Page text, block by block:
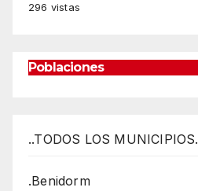
296 vistas
Poblaciones
..TODOS LOS MUNICIPIOS.
.Benidorm